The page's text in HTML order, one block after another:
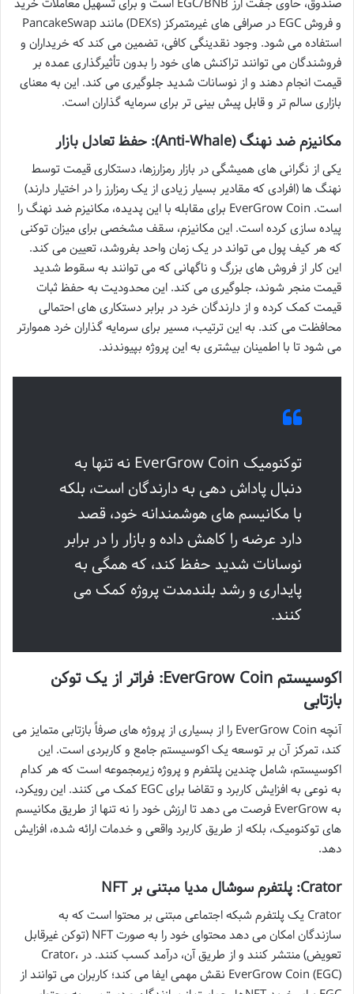
و فروش EGC در صرافی های غیرمتمرکز (DEXs) مانند PancakeSwap
استفاده می شود. وجود نقدینگی کافی، تضمین می کند که خریداران و
فروشندگان می توانند تراکنش های خود را بدون تأثیرگذاری عمده بر
قیمت انجام دهند و از نوسانات شدید جلوگیری می کند. این به معنای
بازاری سالم تر و قابل پیش بینی تر برای سرمایه گذاران است.
مکانیزم ضد نهنگ (Anti-Whale): حفظ تعادل بازار
یکی از نگرانی های همیشگی در بازار رمزارزها، دستکاری قیمت توسط
نهنگ ها (افرادی که مقادیر بسیار زیادی از یک رمزارز را در اختیار دارند)
است. EverGrow Coin برای مقابله با این پدیده، مکانیزم ضد نهنگ را
پیاده سازی کرده است. این مکانیزم، سقف مشخصی برای میزان توکنی
که هر کیف پول می تواند در یک زمان واحد بفروشد، تعیین می کند.
این کار از فروش های بزرگ و ناگهانی که می توانند به سقوط شدید
قیمت منجر شوند، جلوگیری می کند. این محدودیت به حفظ ثبات
قیمت کمک کرده و از دارندگان خرد در برابر دستکاری های احتمالی
محافظت می کند. به این ترتیب، مسیر برای سرمایه گذاران خرد هموارتر
می شود تا با اطمینان بیشتری به این پروژه بپیوندند.
توکنومیک EverGrow Coin نه تنها به
دنبال پاداش دهی به دارندگان است، بلکه
با مکانیسم های هوشمندانه خود، قصد
دارد عرضه را کاهش داده و بازار را در برابر
نوسانات شدید حفظ کند، که همگی به
پایداری و رشد بلندمدت پروژه کمک می
کنند.
اکوسیستم EverGrow Coin: فراتر از یک توکن
بازتابی
آنچه EverGrow Coin را از بسیاری از پروژه های صرفاً بازتابی متمایز می
کند، تمرکز آن بر توسعه یک اکوسیستم جامع و کاربردی است. این
اکوسیستم، شامل چندین پلتفرم و پروژه زیرمجموعه است که هر کدام
به نوعی به افزایش کاربرد و تقاضا برای EGC کمک می کنند. این رویکرد،
به EverGrow فرصت می دهد تا ارزش خود را نه تنها از طریق مکانیسم
های توکنومیک، بلکه از طریق کاربرد واقعی و خدمات ارائه شده، افزایش
دهد.
Crator: پلتفرم سوشال مدیا مبتنی بر NFT
Crator یک پلتفرم شبکه اجتماعی مبتنی بر محتوا است که به
سازندگان امکان می دهد محتوای خود را به صورت NFT (توکن غیرقابل
تعویض) منتشر کنند و از طریق آن، درآمد کسب کنند. در Crator،
EverGrow Coin (EGC) نقش مهمی ایفا می کند؛ کاربران می توانند از